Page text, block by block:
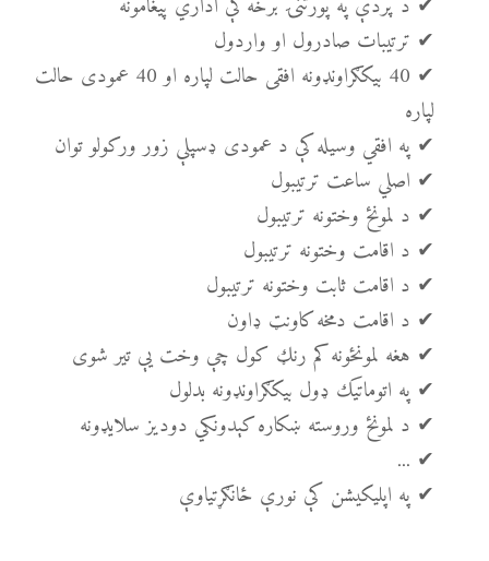
✔ ترتیبات صادرول او واردول
✔ 40 بیکګراونډونه افقی حالت لپاره او 40 عمودی حالت
لپاره
✔ په افقي وسیله کې د عمودی ډسپلې زور ورکولو توان
✔ اصلي ساعت ترتیبول
✔ د لمونځ وختونه ترتیبول
✔ د اقامت وختونه ترتیبول
✔ د اقامت ثابت وختونه ترتیبول
✔ د اقامت دمخه کاونټ ډاون
✔ هغه لمونځونه کم رنګ کول چې وخت یې تیر شوی
✔ په اتوماتيک ډول بیکګراونډونه بدلول
✔ د لمونځ وروسته ښکاره کېدونکي دودیز سلایډونه
✔ ...
✔ په اپلیکیشن کې نورې ځانګړتیاوې